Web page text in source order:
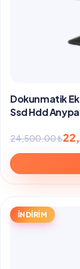
Dokunmatik
Ssd Hdd
24,500.00₺
Orijinal
fiyat:
24,500.00
Şu
andaki
fiyat:
22,500.00
İNDİRİM